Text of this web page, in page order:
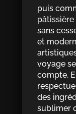
puis
sans
et
voyage
compte.
des
sublimer